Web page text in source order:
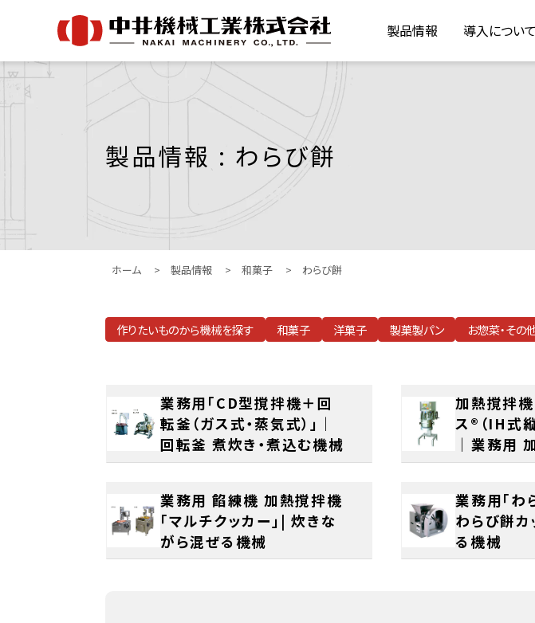
製品情報 導入について
製品情報 : わらび餅
ホーム > 製品情報 > 和菓子 > わらび餅
作りたいものから機械を探す 和菓子 洋菓子 製菓製パン お惣菜・その
業務用「CD型撹拌機＋回
転釜（ガス式・蒸気式）」｜
回転釜 煮炊き・煮込む機械
加熱撹拌機
ス®（IH式
｜業務用
業務用 餡練機 加熱撹拌機
「マルチクッカー」| 炊きな
がら混ぜる機械
業務用「わ
わらび餅
る機械